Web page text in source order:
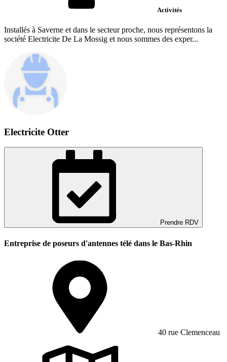
Activités
Installés à Saverne et dans le secteur proche, nous représentons la
société Electricite De La Mossig et nous sommes des exper...
Electricite Otter
Prendre RDV
Entreprise de poseurs d'antennes télé dans le Bas-Rhin
40 rue Clemenceau